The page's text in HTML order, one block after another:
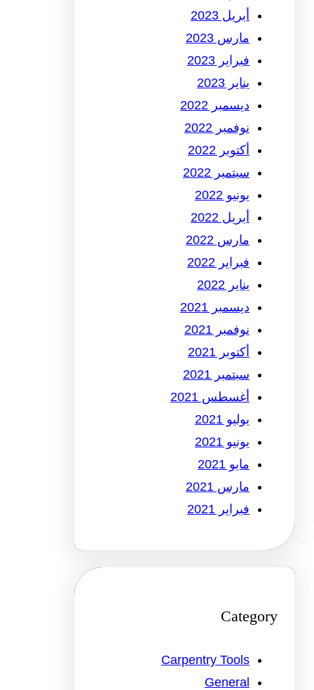
أبريل 2023
مارس 2023
فبراير 2023
يناير 2023
ديسمبر 2022
نوفمبر 2022
أكتوبر 2022
سبتمبر 2022
يونيو 2022
أبريل 2022
مارس 2022
فبراير 2022
يناير 2022
ديسمبر 2021
نوفمبر 2021
أكتوبر 2021
سبتمبر 2021
أغسطس 2021
يوليو 2021
يونيو 2021
مايو 2021
مارس 2021
فبراير 2021
Category
Carpentry Tools
General